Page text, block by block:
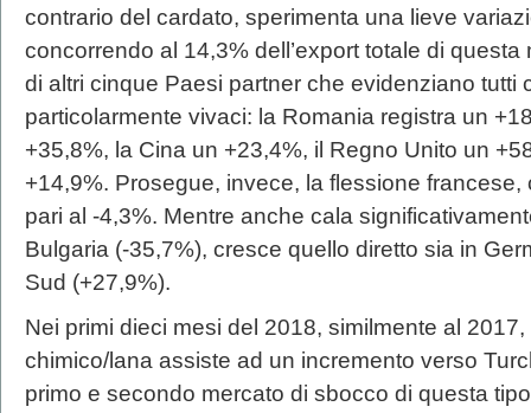
contrario del cardato, sperimenta una lieve
concorrendo al 14,3% dell’export totale di
di altri cinque Paesi partner che evidenziano tutti
particolarmente vivaci: la Romania registra un
+35,8%, la Cina un +23,4%, il Regno Unito un
+14,9%. Prosegue, invece, la flessione
pari al -4,3%. Mentre anche cala
Bulgaria (-35,7%), cresce quello diretto sia in
Sud (+27,9%).
Nei primi dieci mesi del 2018, similmente al
chimico/lana assiste ad un incremento verso
primo e secondo mercato di sbocco di questa